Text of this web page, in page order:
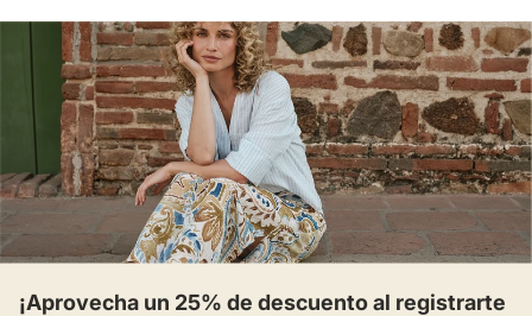
¡Aprovecha un 25% de descuento al registrarte